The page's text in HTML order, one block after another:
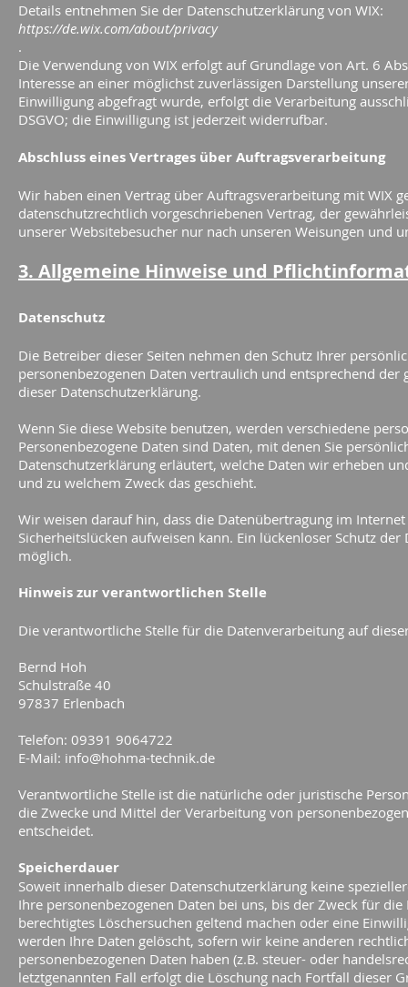
Details entnehmen Sie der Datenschutzerklärung von WIX:
https://de.wix.com/about/privacy
.
Die Verwendung von WIX erfolgt auf Grundlage von Art. 6
Interesse an einer möglichst zuverlässigen Darstellung
Einwilligung abgefragt wurde, erfolgt die Verarbeitung
DSGVO; die Einwilligung ist jederzeit widerrufbar.
Abschluss eines Vertrages über Auftragsverarbeitung
Wir haben einen Vertrag über Auftragsverarbeitung mit WIX
datenschutzrechtlich vorgeschriebenen Vertrag, der
unserer Websitebesucher nur nach unseren Weisungen und
3. Allgemeine Hinweise und
Datenschutz
Die Betreiber dieser Seiten nehmen den Schutz Ihrer
personenbezogenen Daten vertraulich und entsprechend
dieser Datenschutzerklärung.
Wenn Sie diese Website benutzen, werden verschiedene
Personenbezogene Daten sind Daten, mit denen Sie
Datenschutzerklärung erläutert, welche Daten wir erheben
und zu welchem Zweck das geschieht.
Wir weisen darauf hin, dass die Datenübertragung im
Sicherheitslücken aufweisen kann. Ein lückenloser Schutz
möglich.
Hinweis zur verantwortlichen Stelle
Die verantwortliche Stelle für die Datenverarbeitung auf
Bernd Hoh
Schulstraße 40
97837 Erlenbach
Telefon: 09391 9064722
E-Mail: info@hohma-technik.de
Verantwortliche Stelle ist die natürliche oder juristische
die Zwecke und Mittel der Verarbeitung von
entscheidet.
Speicherdauer
Soweit innerhalb dieser Datenschutzerklärung keine
Ihre personenbezogenen Daten bei uns, bis der Zweck für
berechtigtes Löschersuchen geltend machen oder eine
werden Ihre Daten gelöscht, sofern wir keine anderen
personenbezogenen Daten haben (z.B. steuer- oder
letztgenannten Fall erfolgt die Löschung nach Fortfall dieser